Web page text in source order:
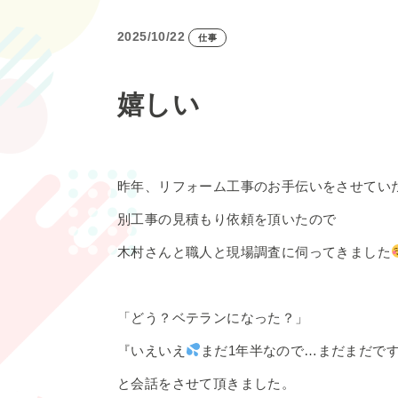
2025/10/22 仕事
嬉しい
昨年、リフォーム工事のお手伝いをさせてい
別工事の見積もり依頼を頂いたので
木村さんと職人と現場調査に伺ってきました
「どう？ベテランになった？」
『いえいえ まだ1年半なので…まだまだです
と会話をさせて頂きました。